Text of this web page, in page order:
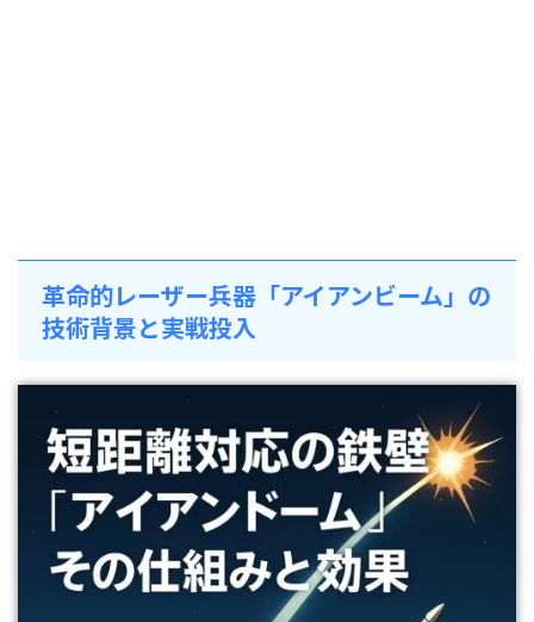
革命的レーザー兵器「アイアンビーム」の
技術背景と実戦投入